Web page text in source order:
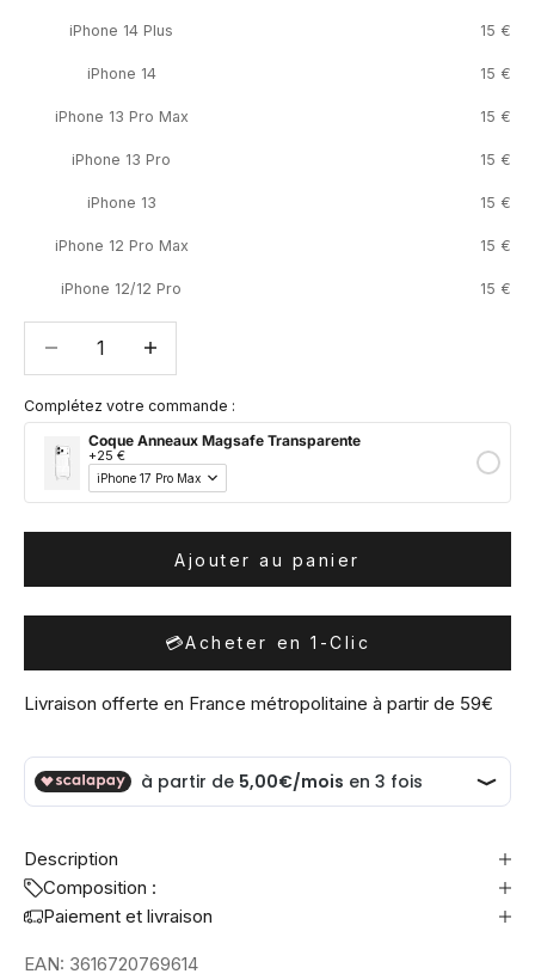
iPhone 14 Plus 15 €
iPhone 14 15 €
iPhone 13 Pro Max 15 €
iPhone 13 Pro 15 €
iPhone 13 15 €
iPhone 12 Pro Max 15 €
iPhone 12/12 Pro 15 €
Complétez votre commande :
Coque Anneaux Magsafe Transparente
+25 €
Ajouter au panier
💳Acheter en 1-Clic
Livraison offerte en France métropolitaine à partir de 59€
Description
Composition :
Paiement et livraison
EAN: 3616720769614